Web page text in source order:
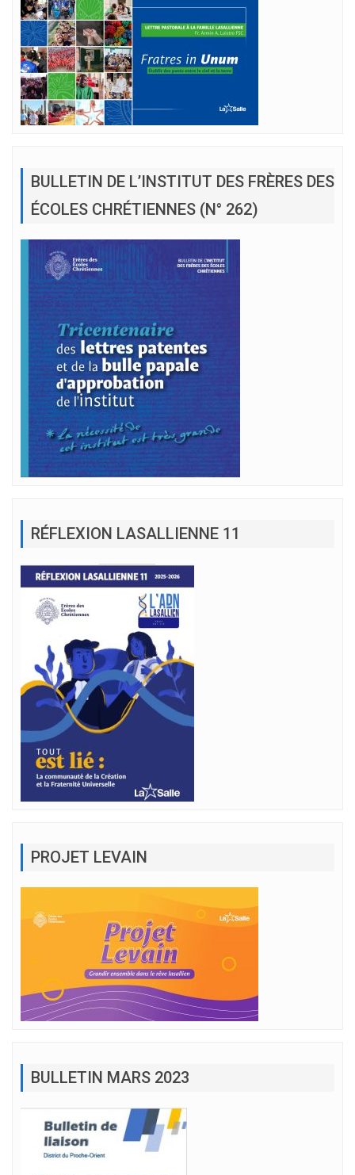
BULLETIN DE L’INSTITUT DES FRÈRES DES
ÉCOLES CHRÉTIENNES (N° 262)
RÉFLEXION LASALLIENNE 11
PROJET LEVAIN
BULLETIN MARS 2023